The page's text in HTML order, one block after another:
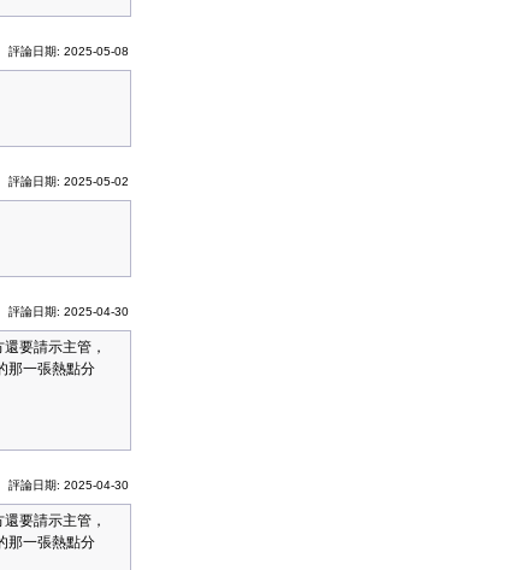
評論日期: 2025-05-08
評論日期: 2025-05-02
評論日期: 2025-04-30
要請示主管，
那一張熱點分
評論日期: 2025-04-30
要請示主管，
那一張熱點分